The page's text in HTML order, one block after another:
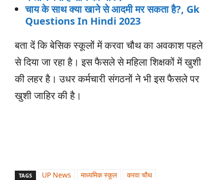
चाय के साथ क्या खाने से आदमी मर सकता है?, Gk
Questions In Hindi 2023
बता दें कि बेसिक स्कूलों में करवा चौथ का अवकाश पहले
से दिया जा रहा है। इस फैसले से महिला शिक्षकों में खुशी
की लहर है। उधर कर्मचारी संगठनों ने भी इस फैसले पर
खुशी जाहिर की है।
TAGS UP News माध्यमिक स्कूल करवा चौथ